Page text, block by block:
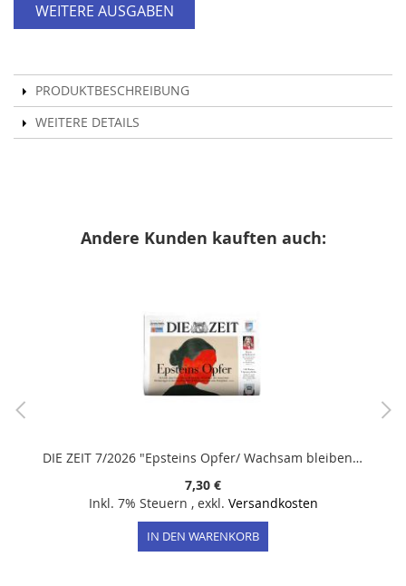
WEITERE AUSGABEN
PRODUKTBESCHREIBUNG
WEITERE DETAILS
Andere Kunden kauften auch:
DIE ZEIT 7/2026 "Epsteins Opfer/ Wachsam bleiben/ Bau mit!“ "
7,30 €
Inkl. 7% Steuern , exkl. Versandkosten
IN DEN WARENKORB